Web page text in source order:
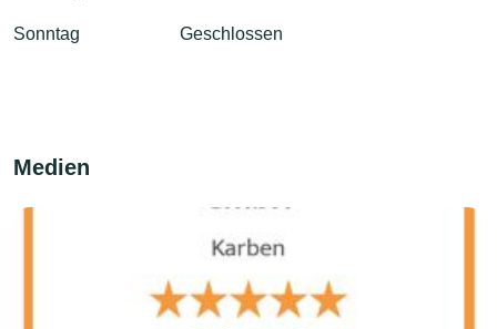
Sonntag Geschlossen
Medien